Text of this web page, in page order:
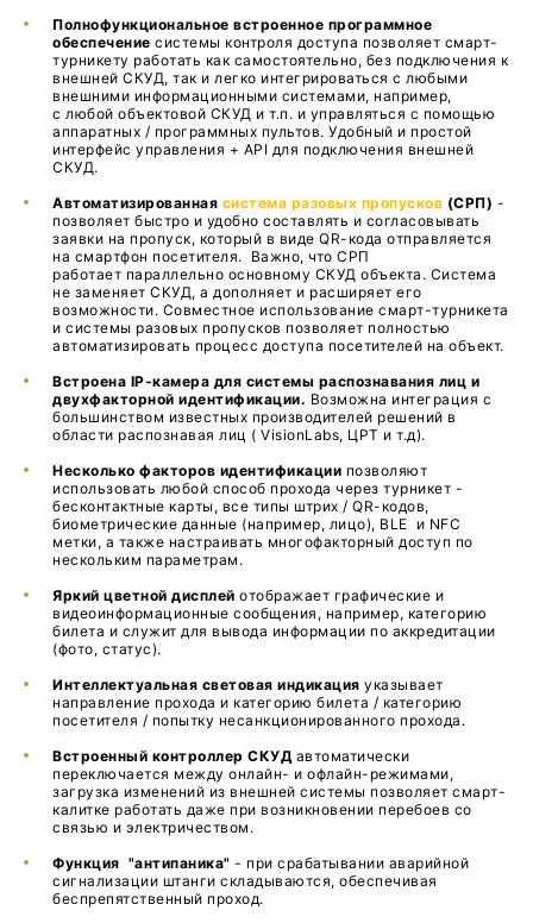
Полнофункциональное встроенное программное
обеспечение системы контроля доступа позволяет смарт-
турникету работать как самостоятельно, без подключения к
внешней СКУД, так и легко интегрироваться с любыми
внешними информационными системами, например,
с любой объектовой СКУД и т.п. и управляться с помощью
аппаратных / программных пультов. Удобный и простой
интерфейс управления + API для подключения внешней
СКУД.
Автоматизированная система разовых пропусков (СРП) -
позволяет быстро и удобно составлять и согласовывать
заявки на пропуск, который в виде QR-кода отправляется
на смартфон посетителя. Важно, что СРП
работает параллельно основному СКУД объекта. Система
не заменяет СКУД, а дополняет и расширяет его
возможности. Совместное использование смарт-турникета
и системы разовых пропусков позволяет полностью
автоматизировать процесс доступа посетителей на объект.
Встроена IP-камера для системы распознавания лиц и
двухфакторной идентификации. Возможна интеграция с
большинством известных производителей решений в
области распознавая лиц ( VisionLabs, ЦРТ и т.д).
Несколько факторов идентификации позволяют
использовать любой способ прохода через турникет -
бесконтактные карты, все типы штрих / QR-кодов,
биометрические данные (например, лицо), BLE и NFC
метки, а также настраивать многофакторный доступ по
нескольким параметрам.
Яркий цветной дисплей отображает графические и
видеоинформационные сообщения, например, категорию
билета и служит для вывода информации по аккредитации
(фото, статус).
Интеллектуальная световая индикация указывает
направление прохода и категорию билета / категорию
посетителя / попытку несанкционированного прохода.
Встроенный контроллер СКУД автоматически
переключается между онлайн- и офлайн-режимами,
загрузка изменений из внешней системы позволяет смарт-
калитке работать даже при возникновении перебоев со
связью и электричеством.
Функция "антипаника" - при срабатывании аварийной
сигнализации штанги складываются, обеспечивая
беспрепятственный проход.